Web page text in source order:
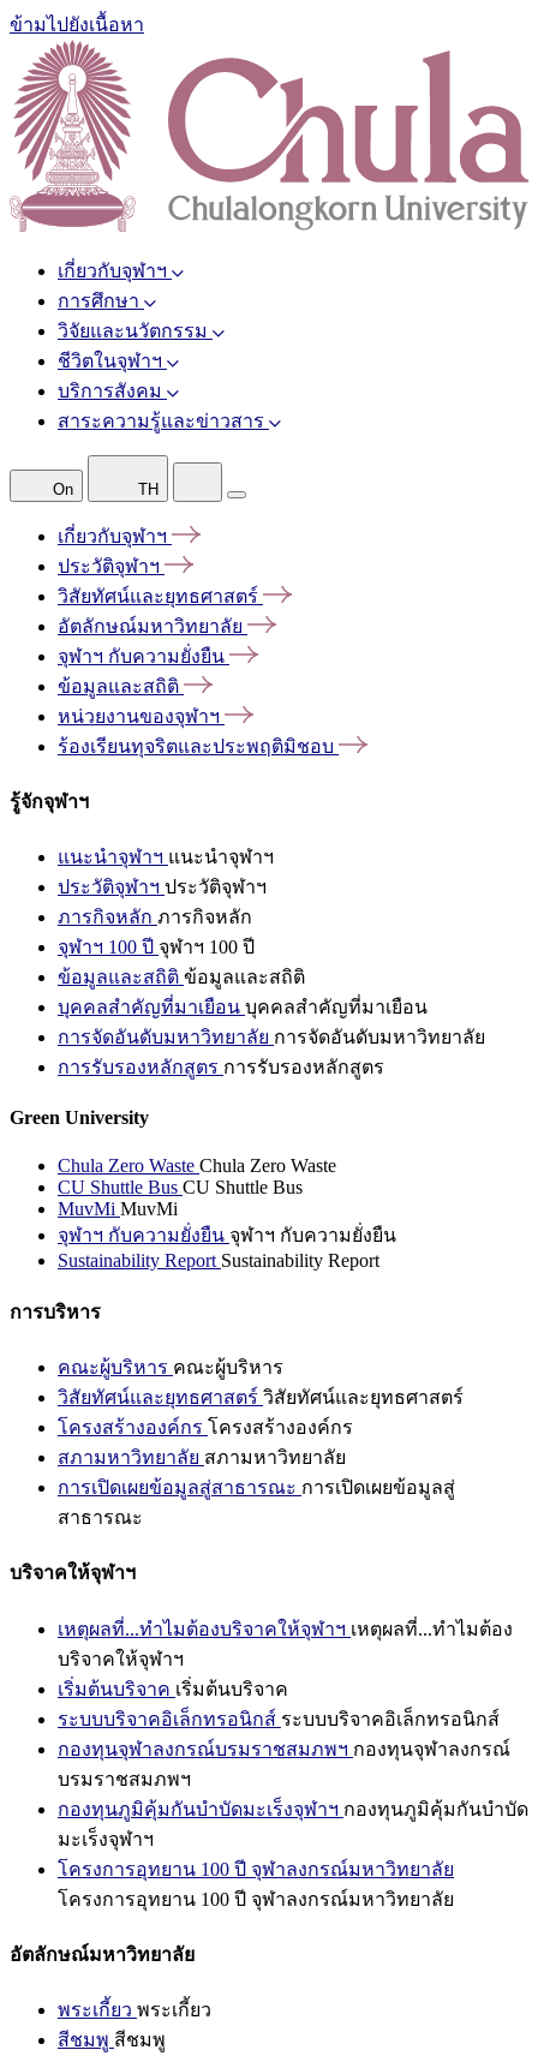
ข้ามไปยังเนื้อหา
เกี่ยวกับจุฬาฯ
การศึกษา
วิจัยและนวัตกรรม
ชีวิตในจุฬาฯ
บริการสังคม
สาระความรู้และข่าวสาร
On TH
เกี่ยวกับจุฬาฯ
ประวัติจุฬาฯ
วิสัยทัศน์และยุทธศาสตร์
อัตลักษณ์มหาวิทยาลัย
จุฬาฯ กับความยั่งยืน
ข้อมูลและสถิติ
หน่วยงานของจุฬาฯ
ร้องเรียนทุจริตและประพฤติมิชอบ
รู้จักจุฬาฯ
แนะนำจุฬาฯ แนะนำจุฬาฯ
ประวัติจุฬาฯ ประวัติจุฬาฯ
ภารกิจหลัก ภารกิจหลัก
จุฬาฯ 100 ปี จุฬาฯ 100 ปี
ข้อมูลและสถิติ ข้อมูลและสถิติ
บุคคลสำคัญที่มาเยือน บุคคลสำคัญที่มาเยือน
การจัดอันดับมหาวิทยาลัย การจัดอันดับมหาวิทยาลัย
การรับรองหลักสูตร การรับรองหลักสูตร
Green University
Chula Zero Waste Chula Zero Waste
CU Shuttle Bus CU Shuttle Bus
MuvMi MuvMi
จุฬาฯ กับความยั่งยืน จุฬาฯ กับความยั่งยืน
Sustainability Report Sustainability Report
การบริหาร
คณะผู้บริหาร คณะผู้บริหาร
วิสัยทัศน์และยุทธศาสตร์ วิสัยทัศน์และยุทธศาสตร์
โครงสร้างองค์กร โครงสร้างองค์กร
สภามหาวิทยาลัย สภามหาวิทยาลัย
การเปิดเผยข้อมูลสู่สาธารณะ การเปิดเผยข้อมูลสู่
สาธารณะ
บริจาคให้จุฬาฯ
เหตุผลที่...ทำไมต้องบริจาคให้จุฬาฯ เหตุผลที่...ทำไมต้อง
บริจาคให้จุฬาฯ
เริ่มต้นบริจาค เริ่มต้นบริจาค
ระบบบริจาคอิเล็กทรอนิกส์ ระบบบริจาคอิเล็กทรอนิกส์
กองทุนจุฬาลงกรณ์บรมราชสมภพฯ กองทุนจุฬาลงกรณ์
บรมราชสมภพฯ
กองทุนภูมิคุ้มกันบำบัดมะเร็งจุฬาฯ กองทุนภูมิคุ้มกันบำบัด
มะเร็งจุฬาฯ
โครงการอุทยาน 100 ปี จุฬาลงกรณ์มหาวิทยาลัย
โครงการอุทยาน 100 ปี จุฬาลงกรณ์มหาวิทยาลัย
อัตลักษณ์มหาวิทยาลัย
พระเกี้ยว พระเกี้ยว
สีชมพู สีชมพู